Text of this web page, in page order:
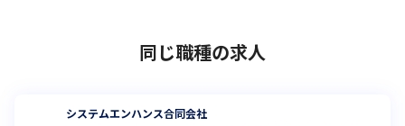
同じ職種の求人
システムエンハンス合同会社